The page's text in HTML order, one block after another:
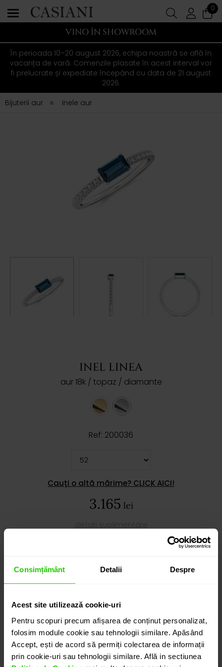
Consimțământ Detalii Despre
Acest site utilizează cookie-uri
Pentru scopuri precum afișarea de conținut personalizat,
folosim module cookie sau tehnologii similare. Apăsând
Accept, ești de acord să permiți colectarea de informații
prin cookie-uri sau tehnologii similare. Află in sectiunea
0
VINO ÎN SHOWROOM
În perioada 10–20 august 2026, echipa noastră se află în
vacanța de vară. Comenzile plasate în acest interval vor
fi prelucrate și expediate începând cu data de 21 august
2026.
Bijuterii aur
Inele aur
INEL LINEA
aur 18k / topaz / diamante
Ref: 200036
Cauți o altă mărime? CLICK AICI!
3.165 lei
ADAUGĂ ÎN COȘ
PROGRAMEAZĂ O ÎNTÂLNIRE
DETALII